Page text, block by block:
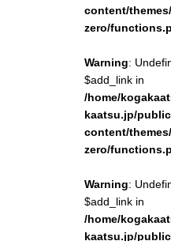
content/
zero/
Warning:
$add_link in
/home/
kaatsu.jp/
content/
zero/
Warning:
$add_link in
/home/
kaatsu.jp/